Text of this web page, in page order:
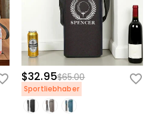
$32.95$65.00
Sportliebhaber